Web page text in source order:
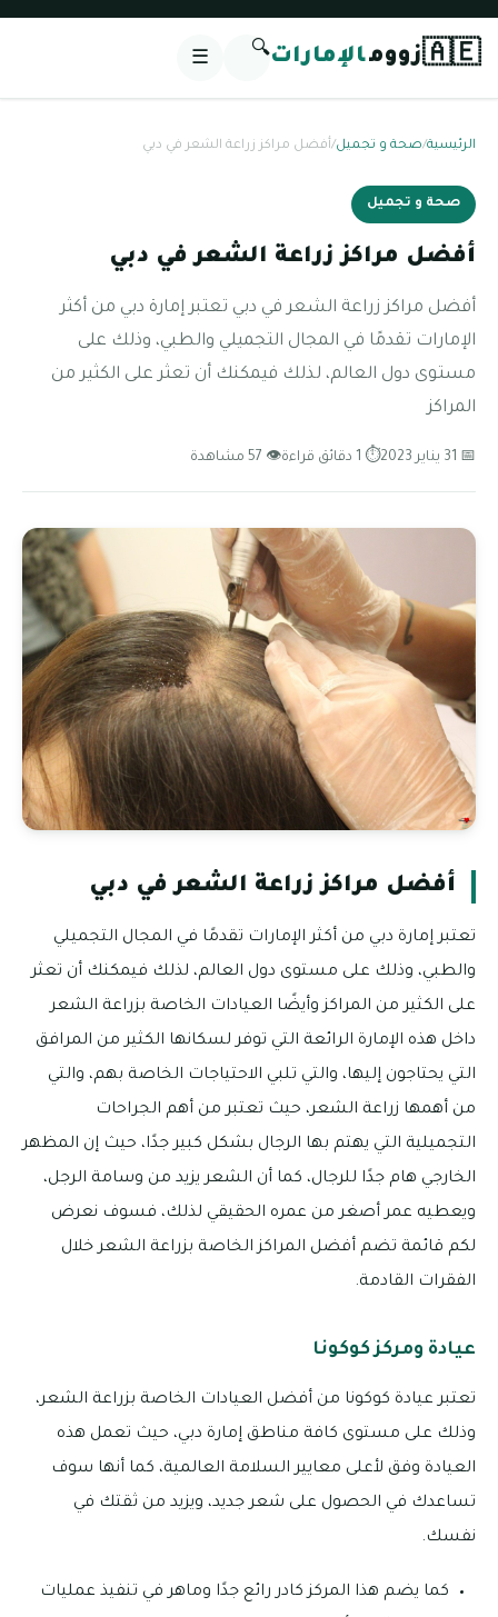
🇦🇪زوومالإمارات🔍
☰
الرئيسية/صحة و تجميل/أفضل مراكز زراعة الشعر في دبي
صحة و تجميل
أفضل مراكز زراعة الشعر في دبي
أفضل مراكز زراعة الشعر في دبي تعتبر إمارة دبي من أكثر
الإمارات تقدمًا في المجال التجميلي والطبي، وذلك على
مستوى دول العالم، لذلك فيمكنك أن تعثر على الكثير من
المراكز
📅 31 يناير 2023 ⏱ 1 دقائق قراءة 👁 57 مشاهدة
أفضل مراكز زراعة الشعر في دبي
تعتبر إمارة دبي من أكثر الإمارات تقدمًا في المجال التجميلي
والطبي، وذلك على مستوى دول العالم، لذلك فيمكنك أن تعثر
على الكثير من المراكز وأيضًا العيادات الخاصة بزراعة الشعر
داخل هذه الإمارة الرائعة التي توفر لسكانها الكثير من المرافق
التي يحتاجون إليها، والتي تلبي الاحتياجات الخاصة بهم، والتي
من أهمها زراعة الشعر، حيث تعتبر من أهم الجراحات
التجميلية التي يهتم بها الرجال بشكل كبير جدًا، حيث إن المظهر
الخارجي هام جدًا للرجال، كما أن الشعر يزيد من وسامة الرجل،
ويعطيه عمر أصغر من عمره الحقيقي لذلك، فسوف نعرض
لكم قائمة تضم أفضل المراكز الخاصة بزراعة الشعر خلال
الفقرات القادمة.
عيادة ومركز كوكونا
تعتبر عيادة كوكونا من أفضل العيادات الخاصة بزراعة الشعر،
وذلك على مستوى كافة مناطق إمارة دبي، حيث تعمل هذه
العيادة وفق لأعلى معايير السلامة العالمية، كما أنها سوف
تساعدك في الحصول على شعر جديد، ويزيد من ثقتك في
نفسك.
كما يضم هذا المركز كادر رائع جدًا وماهر في تنفيذ عمليات